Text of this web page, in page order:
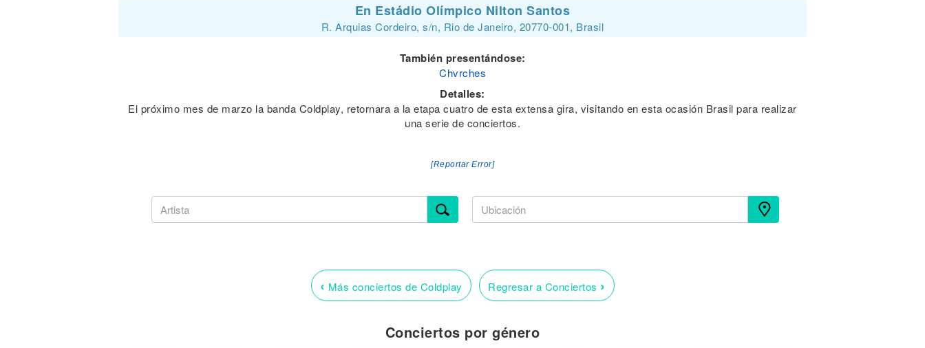
En Estádio Olímpico Nilton Santos
R. Arquias Cordeiro, s/n, Rio de Janeiro, 20770-001, Brasil
También presentándose:
Chvrches
Detalles:
El próximo mes de marzo la banda Coldplay, retornara a la etapa cuatro de esta extensa gira, visitando en esta ocasión Brasil para realizar
una serie de conciertos.
[Reportar Error]
‹ Más conciertos de Coldplay Regresar a Conciertos ›
Conciertos por género